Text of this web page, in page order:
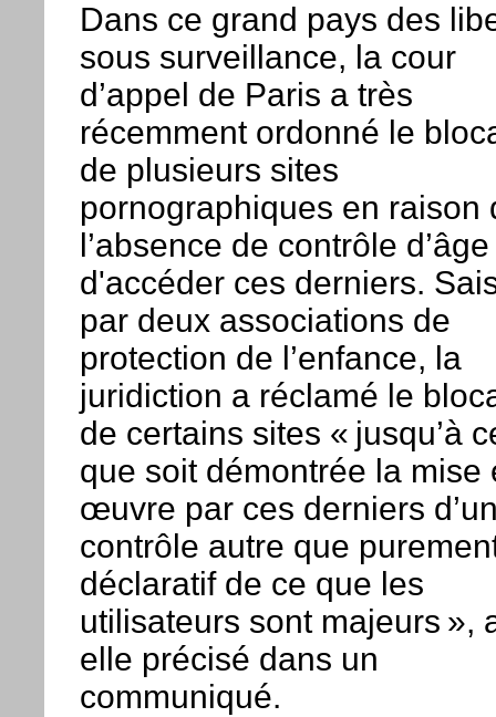
Dans ce grand pays des
sous surveillance, la cour
d’appel de Paris a très
récemment ordonné le
de plusieurs sites
pornographiques en raison
l’absence de contrôle
d'accéder ces derniers.
par deux associations de
protection de l’enfance, la
juridiction a réclamé le
de certains sites « jusqu’à
que soit démontrée la mise
œuvre par ces derniers
contrôle autre que
déclaratif de ce que les
utilisateurs sont majeurs »,
elle précisé dans un
communiqué.